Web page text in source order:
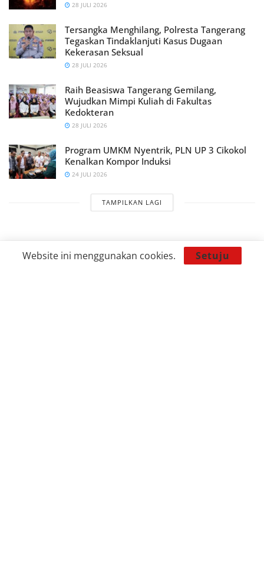
28 JULI 2026
Tersangka Menghilang, Polresta Tangerang
Tegaskan Tindaklanjuti Kasus Dugaan
Kekerasan Seksual
28 JULI 2026
Raih Beasiswa Tangerang Gemilang,
Wujudkan Mimpi Kuliah di Fakultas
Kedokteran
28 JULI 2026
Program UMKM Nyentrik, PLN UP 3 Cikokol
Kenalkan Kompor Induksi
24 JULI 2026
TAMPILKAN LAGI
Website ini menggunakan cookies. Setuju